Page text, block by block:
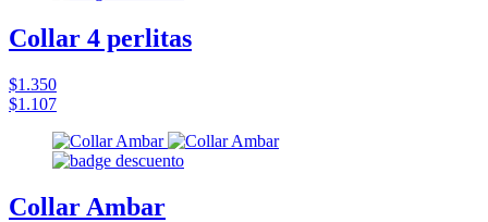
Collar 4 perlitas
$1.350
$1.107
Collar Ambar